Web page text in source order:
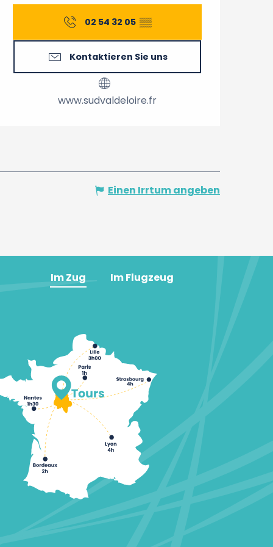
02 54 32 05 ▒▒
Kontaktieren Sie uns
www.sudvaldeloire.fr
Einen Irrtum angeben
Im Zug Im Flugzeug